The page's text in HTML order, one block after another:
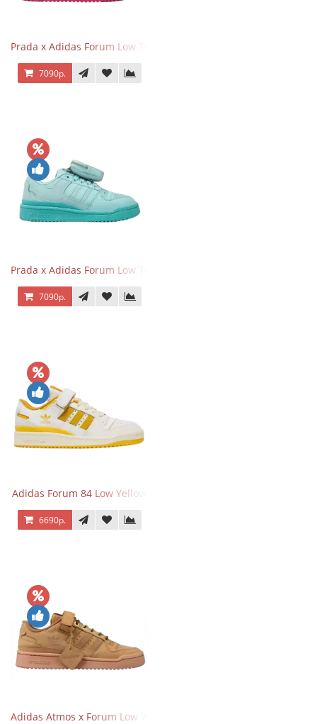
Prada x Adidas Forum Low Triple Pink
7090р.
Prada x Adidas Forum Low Triple Mint
7090р.
Adidas Forum 84 Low Yellow
6690р.
Adidas Atmos x Forum Low Wheat Dark Brown